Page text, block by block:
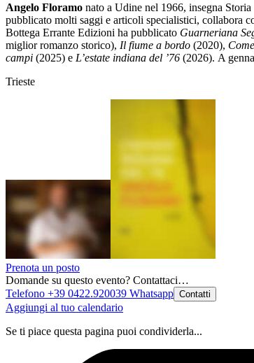
Angelo Floramo nato a Udine nel 1966, insegna
pubblicato molti saggi e articoli specialistici, collabora
Bottega Errante Edizioni ha pubblicato Guarneriana
miglior romanzo storico), Il fiume a bordo (2020),
campi (2025) e L’estate indiana del ’76 (2026). A
Trieste
Prenota un posto
Domande su questo evento? Contattaci…
Telefono +39 0422.920039 Whatsapp Contatti
Aggiungi al tuo calendario
Se ti piace questa pagina puoi condividerla...